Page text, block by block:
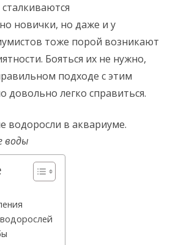
новички, но даже и у
тоже порой возникают
Бояться их не нужно,
подходе с этим
довольно легко справиться.
воды